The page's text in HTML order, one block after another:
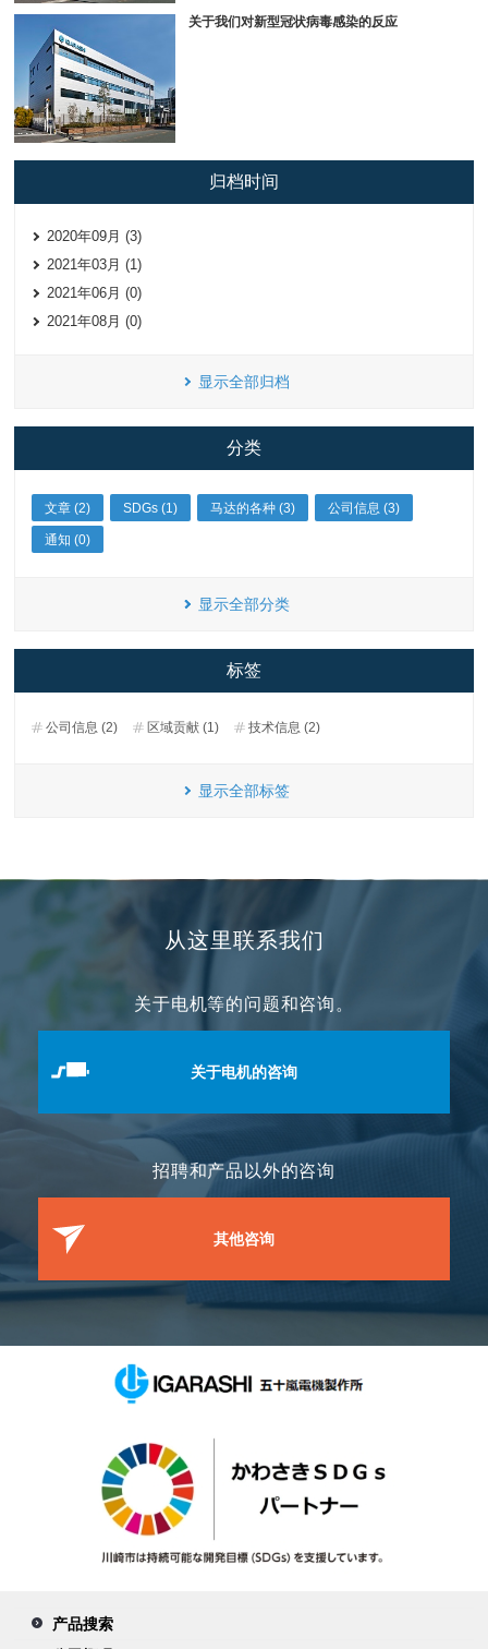
关于我们对新型冠状病毒感染的反应
归档时间
2020年09月 (3)
2021年03月 (1)
2021年06月 (0)
2021年08月 (0)
显示全部归档
分类
文章 (2) SDGs (1) 马达的各种 (3) 公司信息 (3)
通知 (0)
显示全部分类
标签
公司信息 (2) 区域贡献 (1) 技术信息 (2)
显示全部标签
从这里联系我们
关于电机等的问题和咨询。
关于电机的咨询
招聘和产品以外的咨询
其他咨询
产品搜索